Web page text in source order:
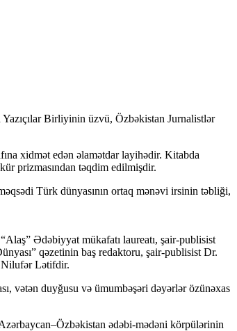
Birliyinin üzvü, Özbəkistan Jurnalistlər
xidmət edən əlamətdar layihədir. Kitabda
prizmasından təqdim edilmişdir.
Türk dünyasının ortaq mənəvi irsinin təbliği,
Ədəbiyyat mükafatı laureatı, şair-publisist
qəzetinin baş redaktoru, şair-publisist Dr.
Nilufər Lətifdir.
vətən duyğusu və ümumbəşəri dəyərlər özünəxas
ədəbi-mədəni körpülərinin